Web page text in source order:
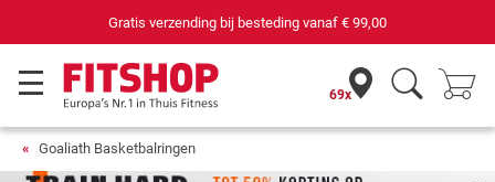
Gratis verzending bij besteding vanaf € 99,00
69x
Goaliath Basketbalringen